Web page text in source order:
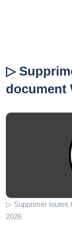
▷
▷ Supprimer toutes
2026